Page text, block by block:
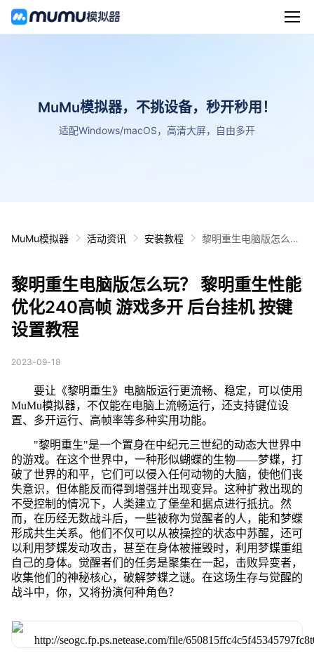
MuMu模拟器，不挑设备，秒开秒用！
适配Windows/macOS，高清大屏，自由多开
MuMu模拟器 活动资讯 安装教程
黎明重生电脑版怎么
台挂机 按键设置教程
黎明重生电脑版怎么玩？ 黎明重生性能
优化240高帧 游戏多开 后台挂机 按键
设置教程
2023-09-18
要让《黎明重生》电脑版运行更流畅、稳定，可以使用
MuMu模拟器，不仅能在电脑上流畅运行，还支持键位设
置、多开运行、高帧率等多种实用功能。
"黎明重生"是一个置身在中纪元三世纪的动态大世界中
的游戏。在这个世界中，一种形似蝴蝶的生物——梦蝶，打
破了世界的和平，它们可以侵入任何动物的大脑，使他们丧
失意识，但体能反而得到增强并出现变异。这种扩救出现的
不受控制的情况下，人类建立了堡垒和据点进行抵抗。然
而，在历经无数战斗后，一些被称为觉醒者的人，能和梦蝶
形成共生关系。他们不仅可以从被操控的状态中苏醒，还可
以利用梦蝶发动攻击，甚至在身体被摧毁时，利用梦蝶重组
自己的身体。觉醒者们的任务是聚集在一起，击败异变者，
收集他们的神秘核心，破解梦蝶之谜。在这场生存与觉醒的
战斗中，你，又将扮演何种角色？